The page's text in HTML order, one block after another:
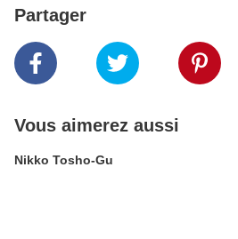
Partager
Vous aimerez aussi
Nikko Tosho-Gu